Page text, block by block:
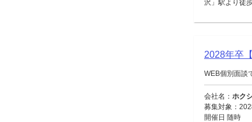
沢」駅より徒歩
2028年卒
WEB個別面談
会社名： ホク
募集対象：
開催日 随時